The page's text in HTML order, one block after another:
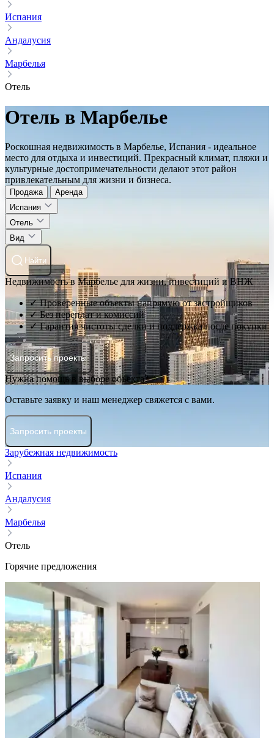
Испания
Андалусия
Марбелья
Отель
Отель в Марбелье
Роскошная недвижимость в Марбелье, Испания - идеальное
место для отдыха и инвестиций. Прекрасный климат, пляжи и
культурные достопримечательности делают этот район
привлекательным для жизни и бизнеса.
Продажа
Аренда
Испания
Отель
Вид
Найти
Недвижимость в Марбелье для жизни, инвестиций и ВНЖ
✓ Проверенные объекты напрямую от застройщиков
✓ Без переплат и комиссий
✓ Гарантия чистоты сделки и поддержка после покупки
Запросить проекты
Нужна помощь в выборе объекта?
Оставьте заявку и наш менеджер свяжется с вами.
Запросить проекты
Зарубежная недвижимость
Испания
Андалусия
Марбелья
Отель
Горячие предложения